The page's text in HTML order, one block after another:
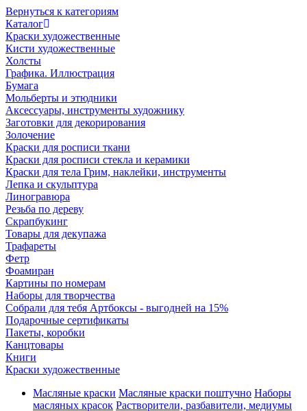
Вернуться к категориям
Каталог
Краски художественные
Кисти художественные
Холсты
Графика. Иллюстрация
Бумага
Мольберты и этюдники
Аксессуары, инструменты художнику
Заготовки для декорирования
Золочение
Краски для росписи ткани
Краски для росписи стекла и керамики
Краски для тела Грим, наклейки, инструменты
Лепка и скульптура
Линогравюра
Резьба по дереву
Скрапбукинг
Товары для декупажа
Трафареты
Фетр
Фоамиран
Картины по номерам
Наборы для творчества
Собрали для тебя Артбоксы - выгодней на 15%
Подарочные сертификаты
Пакеты, коробки
Канцтовары
Книги
Краски художественные
Масляные краски Масляные краски поштучно Наборы
масляных красок Растворители, разбавители, медиумы